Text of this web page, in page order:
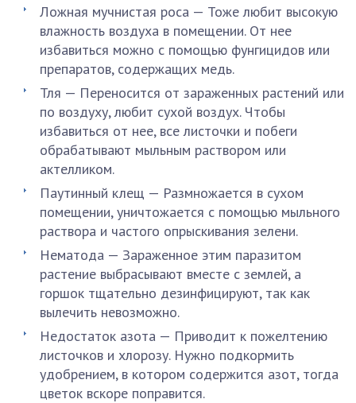
Ложная мучнистая роса — Тоже любит высокую
влажность воздуха в помещении. От нее
избавиться можно с помощью фунгицидов или
препаратов, содержащих медь.
Тля — Переносится от зараженных растений или
по воздуху, любит сухой воздух. Чтобы
избавиться от нее, все листочки и побеги
обрабатывают мыльным раствором или
актелликом.
Паутинный клещ — Размножается в сухом
помещении, уничтожается с помощью мыльного
раствора и частого опрыскивания зелени.
Нематода — Зараженное этим паразитом
растение выбрасывают вместе с землей, а
горшок тщательно дезинфицируют, так как
вылечить невозможно.
Недостаток азота — Приводит к пожелтению
листочков и хлорозу. Нужно подкормить
удобрением, в котором содержится азот, тогда
цветок вскоре поправится.